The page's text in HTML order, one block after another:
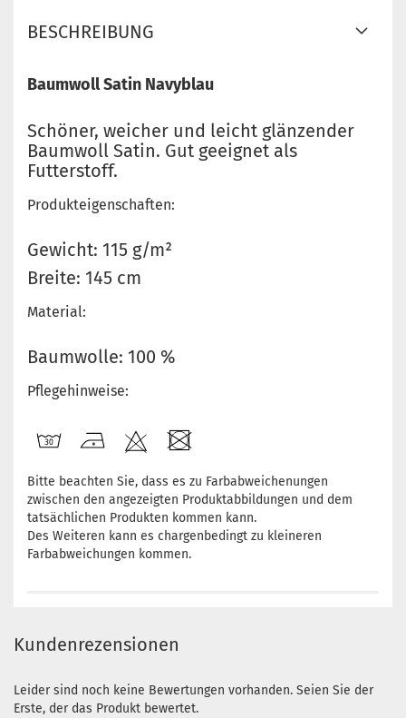
BESCHREIBUNG
Baumwoll Satin Navyblau
Schöner, weicher und leicht glänzender
Baumwoll Satin. Gut geeignet als
Futterstoff.
Produkteigenschaften:
Gewicht: 115 g/m²
Breite: 145 cm
Material:
Baumwolle: 100 %
Pflegehinweise:
Bitte beachten Sie, dass es zu Farbabweichenungen
zwischen den angezeigten Produktabbildungen und dem
tatsächlichen Produkten kommen kann.
Des Weiteren kann es chargenbedingt zu kleineren
Farbabweichungen kommen.
Kundenrezensionen
Leider sind noch keine Bewertungen vorhanden. Seien Sie der
Erste, der das Produkt bewertet.